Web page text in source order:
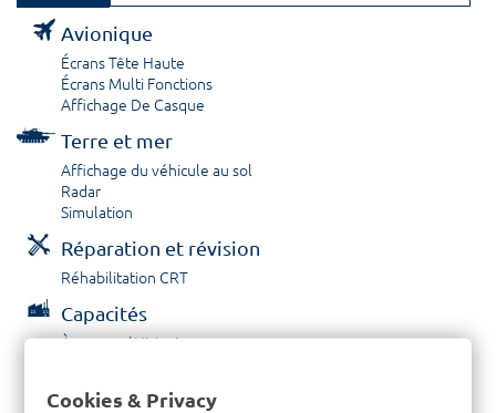
Avionique
Écrans Tête Haute
Écrans Multi Fonctions
Affichage De Casque
Terre et mer
Affichage du véhicule au sol
Radar
Simulation
Réparation et révision
Réhabilitation CRT
Capacités
À propos / Historique
Cookies & Privacy